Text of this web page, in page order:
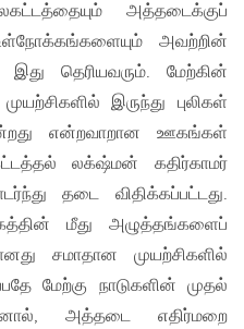
அத்தடைக்குப்
அவற்றின்
தெரியவரும். மேற்கின்
இருந்து புலிகள்
என்றவாறான ஊகங்கள்
லக்‌ஷ்மன் கதிர்காமர்
தடை விதிக்கப்பட்டது.
மீது அழுத்தங்களைப்
சமாதான முயற்சிகளில்
மேற்கு நாடுகளின் முதல்
அத்தடை எதிர்மறை